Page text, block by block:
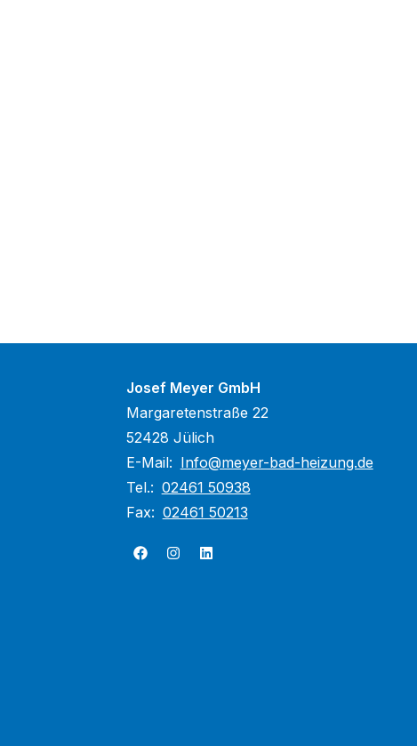
Josef Meyer GmbH
Margaretenstraße 22
52428 Jülich
E-Mail: Info@meyer-bad-heizung.de
Tel.: 02461 50938
Fax: 02461 50213